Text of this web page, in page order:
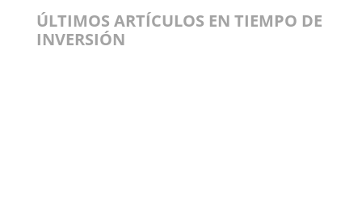
ÚLTIMOS ARTÍCULOS EN TIEMPO DE
INVERSIÓN